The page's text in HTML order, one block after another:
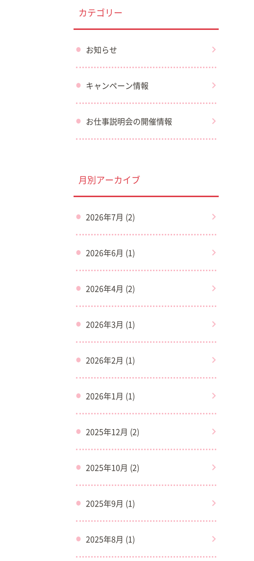
カテゴリー
お知らせ
キャンペーン情報
お仕事説明会の開催情報
月別アーカイブ
2026年7月 (2)
2026年6月 (1)
2026年4月 (2)
2026年3月 (1)
2026年2月 (1)
2026年1月 (1)
2025年12月 (2)
2025年10月 (2)
2025年9月 (1)
2025年8月 (1)